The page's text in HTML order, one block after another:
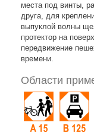
места под винты,
друга, для
выпуклой волны
протектор на
передвижение
времени.
Области